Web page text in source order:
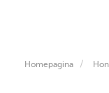
Homepagina